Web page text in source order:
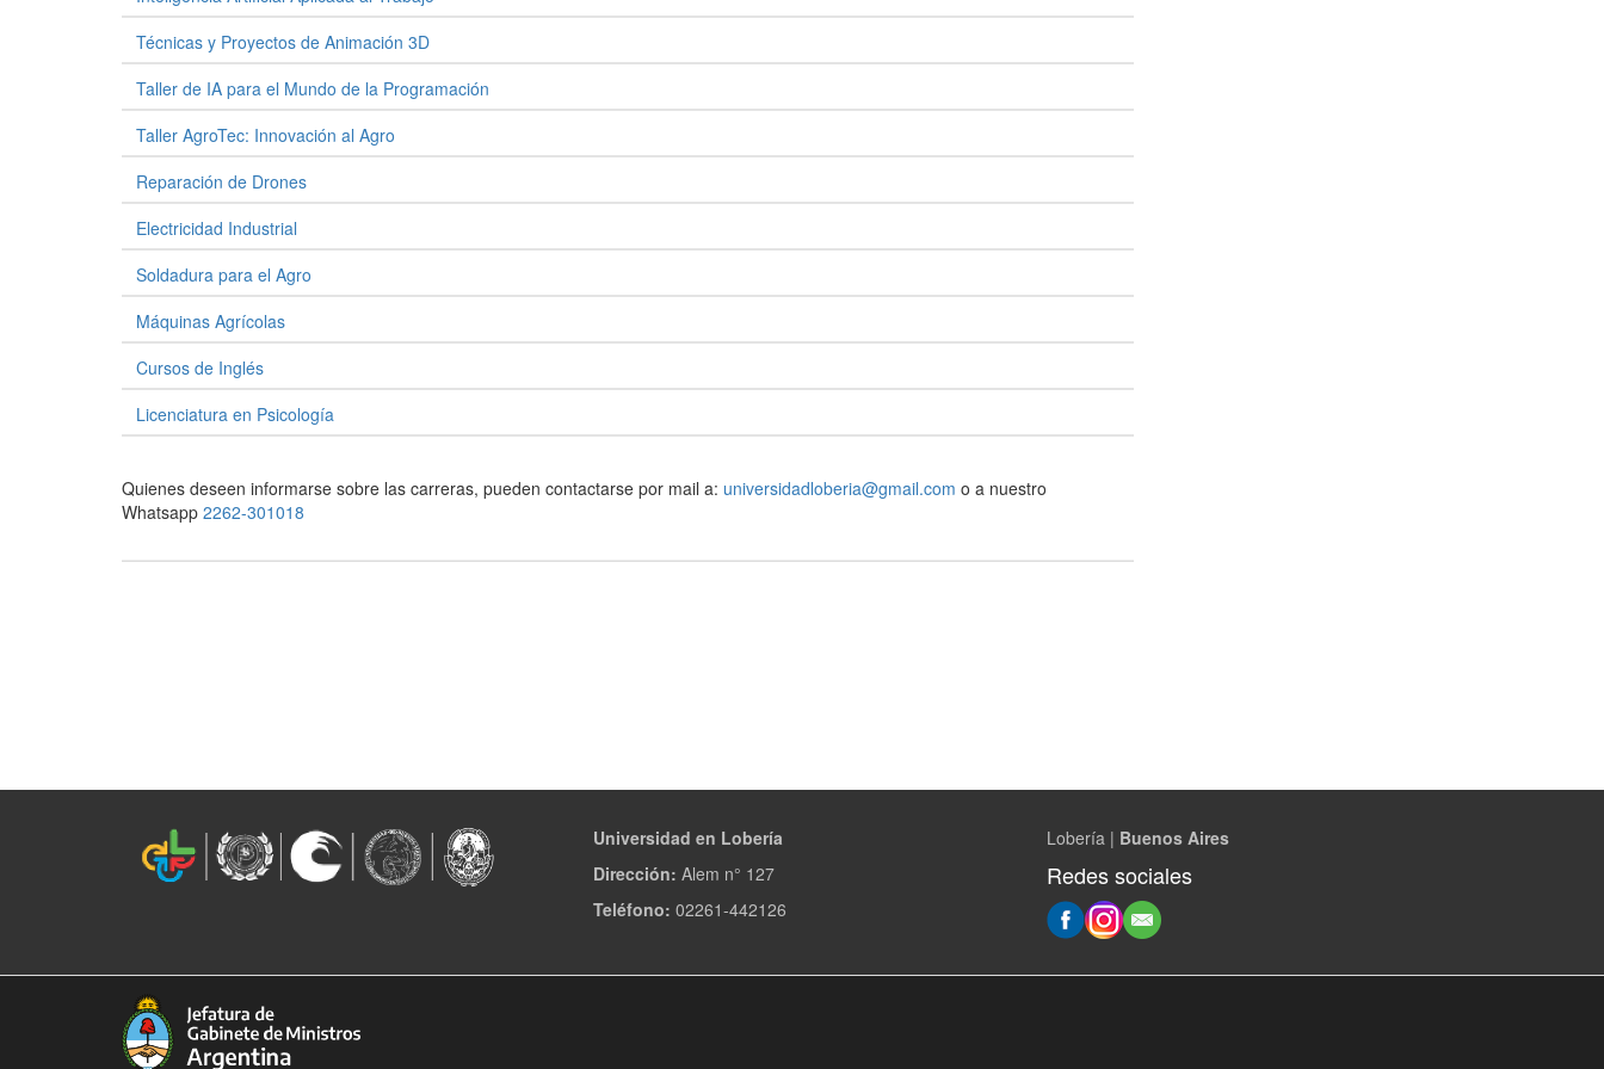
Técnicas y Proyectos de Animación 3D
Taller de IA para el Mundo de la Programación
Taller AgroTec: Innovación al Agro
Reparación de Drones
Electricidad Industrial
Soldadura para el Agro
Máquinas Agrícolas
Cursos de Inglés
Licenciatura en Psicología
Quienes deseen informarse sobre las carreras, pueden contactarse por mail a: universidadloberia@gmail.com o a nuestro
Whatsapp 2262-301018
Universidad en Lobería
Dirección: Alem n° 127
Teléfono: 02261-442126
Lobería | Buenos Aires
Redes sociales